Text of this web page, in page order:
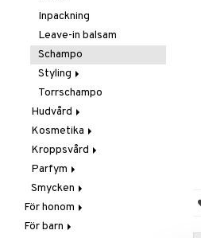
Inpackning
Leave-in balsam
Schampo
Styling
Glans & Antifrizz
Hårspray
Lockar
Värmeskydd
Vax & Gelé
Volymprodukter
Torrschampo
Hudvård
Ansiktscremer
Fet hy
Känslig hy
Normal hy
Torr hy
Ansiktsvård
Ansiktsvatten
Ögon makeup remover
Rengöring
Brun utan sol
Giftset
Hårborttagning
Masker
Kosmetika
Gift Set
Hud
Bronzer & Highlighter
Concealer
Färgad Dagcreme
Läppar
Balm
Läppenna
Naglar
Lösnaglar
Ögon
Kroppsvård
Badprodukter
Bodylotion
Brun utan sol
Deodorant
Parfym
Body spray
Doftljus & Rumsdoft
Eau de cologne
Smycken
Armband
Halsband
För honom
Hår
För barn